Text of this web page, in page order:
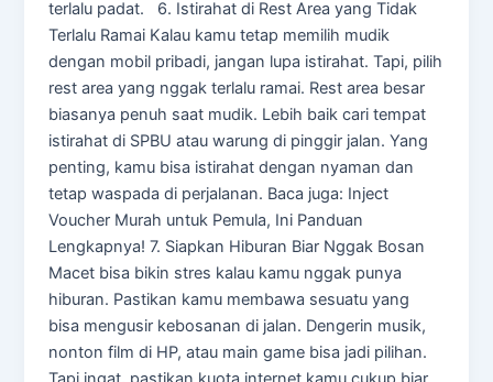
terlalu padat. 6. Istirahat di Rest Area yang Tidak
Terlalu Ramai Kalau kamu tetap memilih mudik
dengan mobil pribadi, jangan lupa istirahat. Tapi, pilih
rest area yang nggak terlalu ramai. Rest area besar
biasanya penuh saat mudik. Lebih baik cari tempat
istirahat di SPBU atau warung di pinggir jalan. Yang
penting, kamu bisa istirahat dengan nyaman dan
tetap waspada di perjalanan. Baca juga: Inject
Voucher Murah untuk Pemula, Ini Panduan
Lengkapnya! 7. Siapkan Hiburan Biar Nggak Bosan
Macet bisa bikin stres kalau kamu nggak punya
hiburan. Pastikan kamu membawa sesuatu yang
bisa mengusir kebosanan di jalan. Dengerin musik,
nonton film di HP, atau main game bisa jadi pilihan.